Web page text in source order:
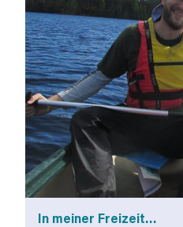
In meiner Freizeit…